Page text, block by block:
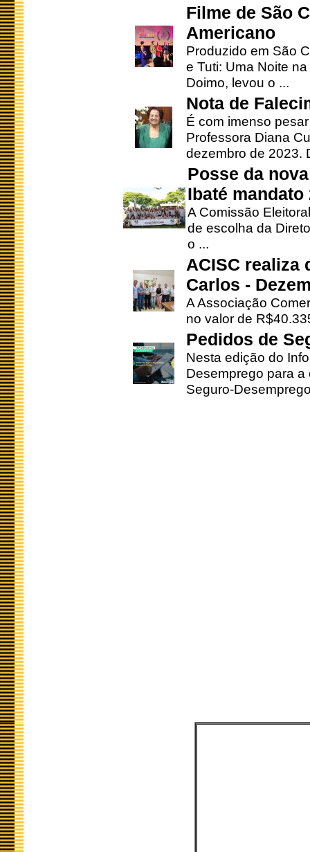
Filme de São
Americano
Produzido em São
e Tuti: Uma Noite
Doimo, levou o ...
Nota de
É com imenso
Professora Diana
dezembro de 2023.
Posse da
Ibaté mandato
A Comissão
de escolha da
o ...
ACISC realiza
Carlos -
A Associação
no valor de
Pedidos de
Nesta edição do
Desemprego para
Seguro-